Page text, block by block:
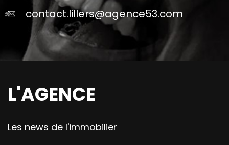
contact.lillers@agence53.com
L'AGENCE
Les news de l'immobilier